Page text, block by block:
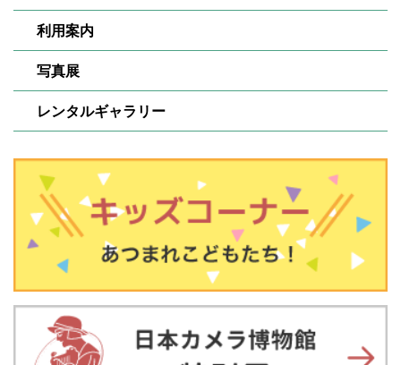
利用案内
写真展
レンタルギャラリー